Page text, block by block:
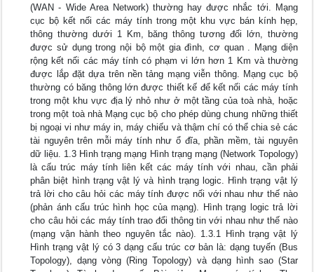
(WAN - Wide Area Network) thường hay được nhắc tới. Mạng
cục bộ kết nối các máy tính trong một khu vực bán kính hẹp,
thông thường dưới 1 Km, băng thông tương đối lớn, thường
được sử dụng trong nội bộ một gia đình, cơ quan . Mạng diện
rộng kết nối các máy tính có phạm vi lớn hơn 1 Km và thường
được lắp đặt dựa trên nền tảng mạng viễn thông. Mạng cục bộ
thường có băng thông lớn được thiết kế để kết nối các máy tính
trong một khu vực địa lý nhỏ như ở một tầng của toà nhà, hoặc
trong một toà nhà Mạng cục bộ cho phép dùng chung những thiết
bị ngoại vi như máy in, máy chiếu và thậm chí có thể chia sẻ các
tài nguyên trên mỗi máy tính như ổ đĩa, phần mềm, tài nguyên
dữ liệu. 1.3 Hình trạng mạng Hình trạng mạng (Network Topology)
là cấu trúc máy tính liên kết các máy tính với nhau, cần phải
phân biệt hình trạng vật lý và hình trạng logic. Hình trạng vật lý
trả lời cho câu hỏi các máy tính được nối với nhau như thế nào
(phản ánh cấu trúc hình học của mạng). Hình trạng logic trả lời
cho câu hỏi các máy tính trao đổi thông tin với nhau như thế nào
(mạng vận hành theo nguyên tắc nào). 1.3.1 Hình trạng vật lý
Hình trạng vật lý có 3 dạng cấu trúc cơ bản là: dạng tuyến (Bus
Topology), dạng vòng (Ring Topology) và dạng hình sao (Star